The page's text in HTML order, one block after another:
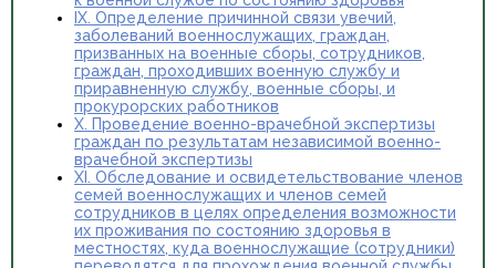
IX. Определение причинной связи увечий,
заболеваний военнослужащих, граждан,
призванных на военные сборы, сотрудников,
граждан, проходивших военную службу и
приравненную службу, военные сборы, и
прокурорских работников
X. Проведение военно-врачебной экспертизы
граждан по результатам независимой военно-
врачебной экспертизы
XI. Обследование и освидетельствование членов
семей военнослужащих и членов семей
сотрудников в целях определения возможности
их проживания по состоянию здоровья в
местностях, куда военнослужащие (сотрудники)